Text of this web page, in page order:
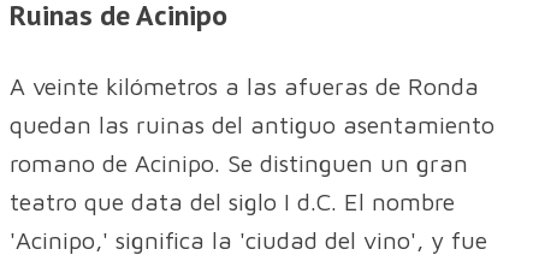
Ruinas de Acinipo
A veinte kilómetros a las afueras de Ronda
quedan las ruinas del antiguo asentamiento
romano de Acinipo. Se distinguen un gran
teatro que data del siglo I d.C. El nombre
'Acinipo,' significa la 'ciudad del vino', y fue